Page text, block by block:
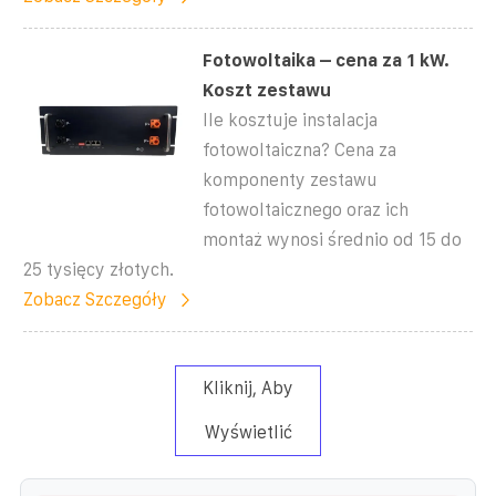
Fotowoltaika – cena za 1 kW.
Koszt zestawu
Ile kosztuje instalacja
fotowoltaiczna? Cena za
komponenty zestawu
fotowoltaicznego oraz ich
montaż wynosi średnio od 15 do
25 tysięcy złotych.
Zobacz Szczegóły
Kliknij, Aby
Wyświetlić